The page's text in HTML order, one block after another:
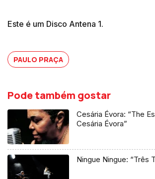
Este é um Disco Antena 1.
PAULO PRAÇA
Pode também gostar
Cesária Évora: “The
Cesária Évora”
Ningue Ningue: “Três